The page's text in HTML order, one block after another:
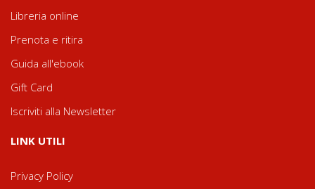
Libreria online
Prenota e ritira
Guida all'ebook
Gift Card
Iscriviti alla Newsletter
LINK UTILI
Privacy Policy